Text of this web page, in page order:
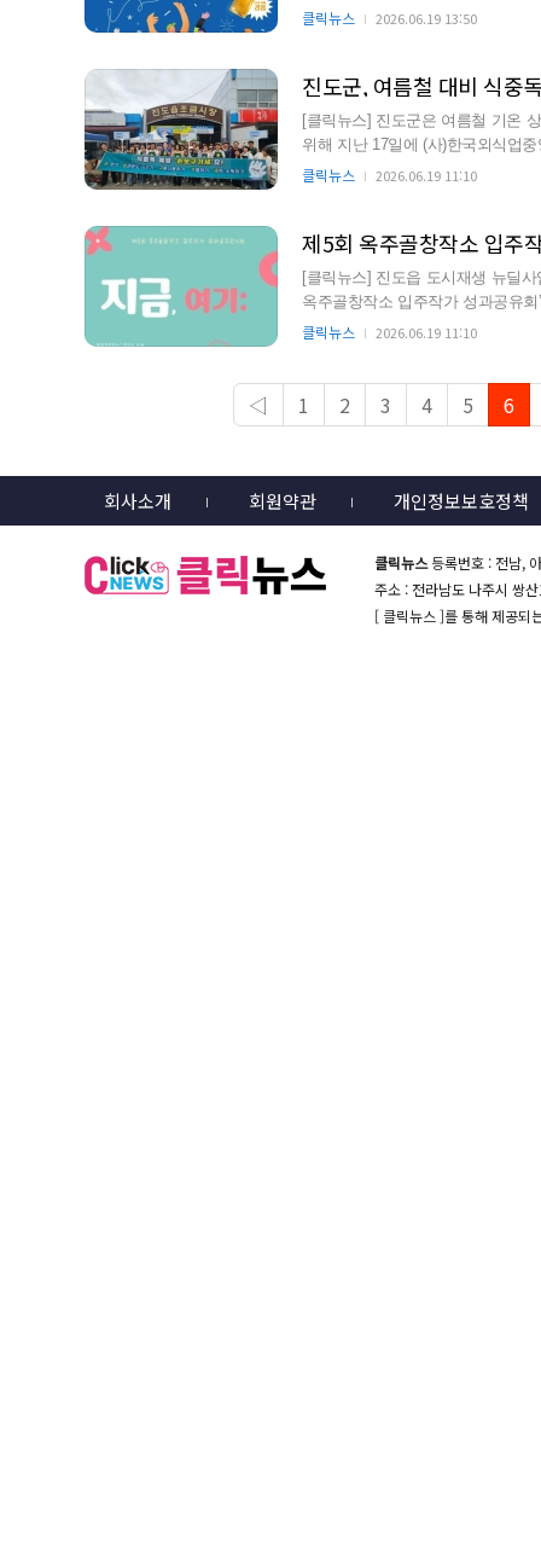
다. 이번 행사는…
클릭뉴스 2026.06.19 13:50
진도군, 여름철 대비 식중
[클릭뉴스] 진도군은 여름철 기온
위해 지난 17일에 (사)한국외식업중
운동은 진도읍 조금시장…
클릭뉴스 2026.06.19 11:10
제5회 옥주골창작소 입주
[클릭뉴스] 진도읍 도시재생 뉴딜
옥주골창작소 입주작가 성과공유회’ 가 개최됐다. 이번 성과공유회
가 6팀이 지난 6개월 동…
클릭뉴스 2026.06.19 11:10
◁ 1 2 3 4 5 6
회사소개 회원약관 개인정보보호정책
클릭뉴스등록번호 : 전남,
주소 : 전라남도 나주시
[ 클릭뉴스 ]를 통해 제공되